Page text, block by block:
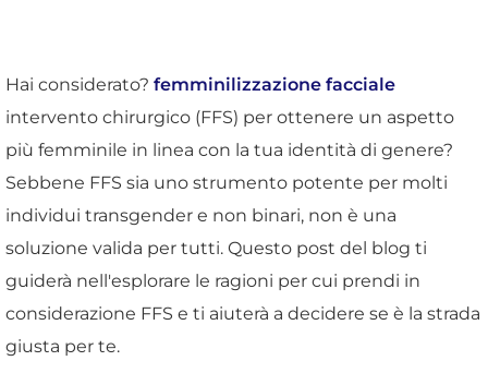
Hai considerato? femminilizzazione facciale
intervento chirurgico (FFS) per ottenere un aspetto
più femminile in linea con la tua identità di genere?
Sebbene FFS sia uno strumento potente per molti
individui transgender e non binari, non è una
soluzione valida per tutti. Questo post del blog ti
guiderà nell'esplorare le ragioni per cui prendi in
considerazione FFS e ti aiuterà a decidere se è la strada
giusta per te.